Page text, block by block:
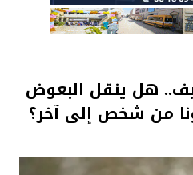
هل ينقل البعوض
من شخص إلى آخر؟